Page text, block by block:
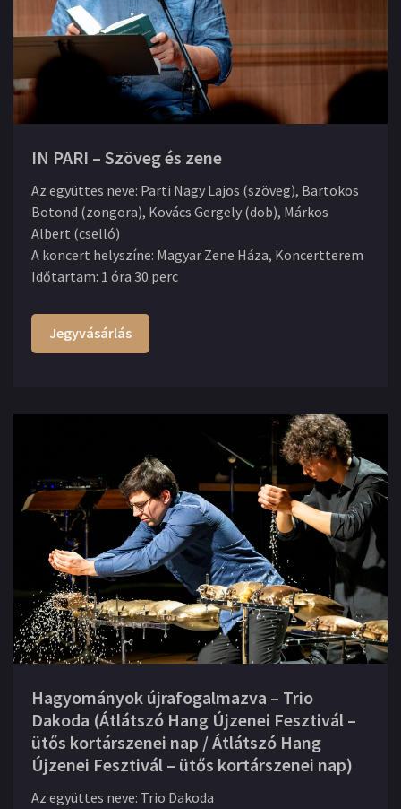
IN PARI – Szöveg és zene
Az együttes neve: Parti Nagy Lajos (szöveg), Bartokos
Botond (zongora), Kovács Gergely (dob), Márkos
Albert (cselló)
A koncert helyszíne: Magyar Zene Háza, Koncertterem
Időtartam: 1 óra 30 perc
Jegyvásárlás
Hagyományok újrafogalmazva – Trio
Dakoda (Átlátszó Hang Újzenei Fesztivál –
ütős kortárszenei nap / Átlátszó Hang
Újzenei Fesztivál – ütős kortárszenei nap)
Az együttes neve: Trio Dakoda